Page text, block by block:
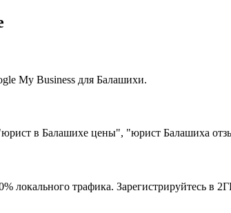
My Business для Балашихи.
в Балашихе цены", "юрист Балашиха
локального трафика. Зарегистрируйтесь